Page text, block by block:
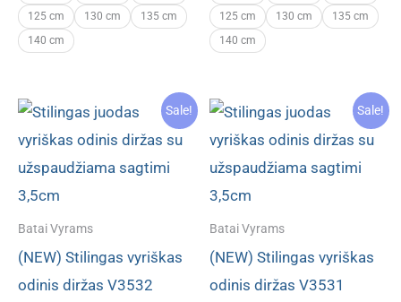
125 cm
130 cm
135 cm
140 cm
125 cm
130 cm
135 cm
140 cm
Sale!
Batai Vyrams
(NEW) Stilingas vyriškas
odinis diržas V3532
Sale!
Batai Vyrams
(NEW) Stilingas vyriškas
odinis diržas V3531